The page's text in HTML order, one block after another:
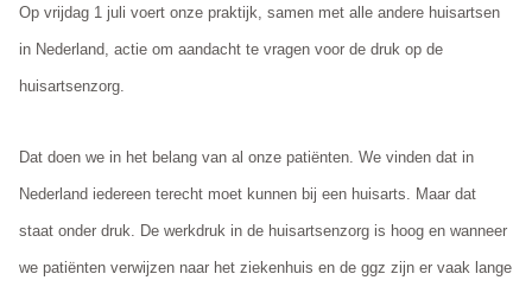
Op vrijdag 1 juli voert onze praktijk, samen met alle andere huisartsen
in Nederland, actie om aandacht te vragen voor de druk op de
huisartsenzorg.
Dat doen we in het belang van al onze patiënten. We vinden dat in
Nederland iedereen terecht moet kunnen bij een huisarts. Maar dat
staat onder druk. De werkdruk in de huisartsenzorg is hoog en wanneer
we patiënten verwijzen naar het ziekenhuis en de ggz zijn er vaak lange